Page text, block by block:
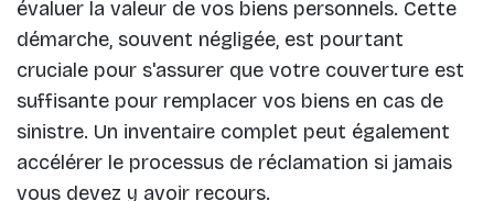
évaluer la valeur de vos biens personnels. Cette
démarche, souvent négligée, est pourtant
cruciale pour s'assurer que votre couverture est
suffisante pour remplacer vos biens en cas de
sinistre. Un inventaire complet peut également
accélérer le processus de réclamation si jamais
vous devez y avoir recours.